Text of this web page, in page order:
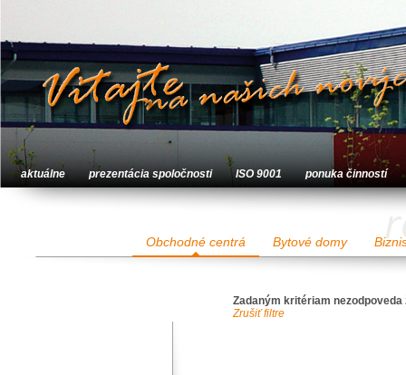
aktuálne prezentácia spoločnosti ISO 9001 ponuka činností
Obchodné centrá Bytové domy
Zadaným kritériam nezodpoveda
Zrušiť filtre